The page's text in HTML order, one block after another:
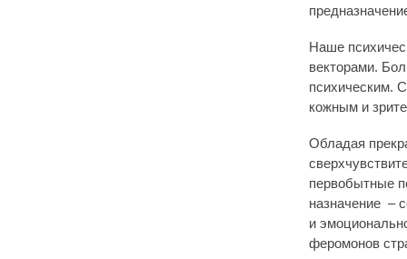
Наше
векторами.
психическим.
кожным и
Обладая
первобытные
назначение –
и
феромонов